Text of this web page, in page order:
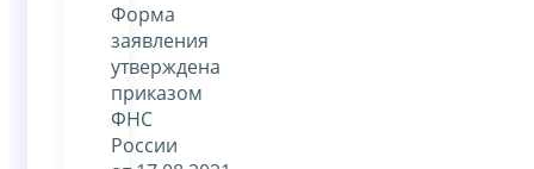
Форма
заявления
утверждена
приказом
ФНС
России